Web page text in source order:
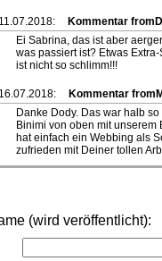
11.07.2018:
Kommentar
Ei Sabrina, das ist aber
was passiert ist? Etwas
ist nicht so schlimm!!!
16.07.2018:
Kommentar
Danke Dody. Das war halb
Binimi von oben mit
hat einfach ein Webbing als
zufrieden mit Deiner tollen
(wird veröffentlicht):